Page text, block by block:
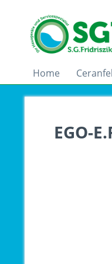
Home
EGO-